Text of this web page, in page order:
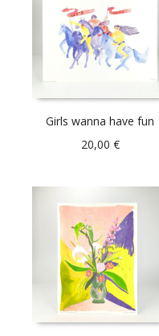
Girls wanna have fun
20,00 €